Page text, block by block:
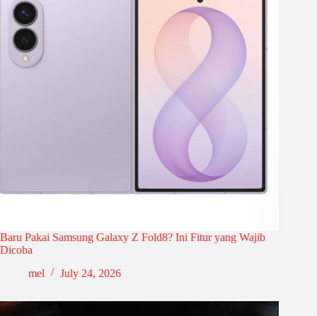
Baru Pakai Samsung Galaxy Z Fold8? Ini Fitur yang Wajib
Dicoba
mel
July 24, 2026